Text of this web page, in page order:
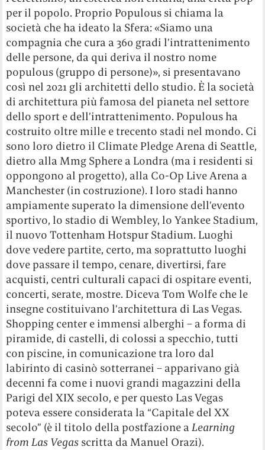
per il popolo. Proprio Populous si chiama la
società che ha ideato la Sfera: «Siamo una
compagnia che cura a 360 gradi l’intrattenimento
delle persone, da qui deriva il nostro nome
populous (gruppo di persone)», si presentavano
così nel 2021 gli architetti dello studio. È la società
di architettura più famosa del pianeta nel settore
dello sport e dell’intrattenimento. Populous ha
costruito oltre mille e trecento stadi nel mondo. Ci
sono loro dietro il Climate Pledge Arena di Seattle,
dietro alla Mmg Sphere a Londra (ma i residenti si
oppongono al progetto), alla Co-Op Live Arena a
Manchester (in costruzione). I loro stadi hanno
ampiamente superato la dimensione dell’evento
sportivo, lo stadio di Wembley, lo Yankee Stadium,
il nuovo Tottenham Hotspur Stadium. Luoghi
dove vedere partite, certo, ma soprattutto luoghi
dove passare il tempo, cenare, divertirsi, fare
acquisti, centri culturali capaci di ospitare eventi,
concerti, serate, mostre. Diceva Tom Wolfe che le
insegne costituivano l’architettura di Las Vegas.
Shopping center e immensi alberghi – a forma di
piramide, di castelli, di colossi a specchio, tutti
con piscine, in comunicazione tra loro dal
labirinto di casinò sotterranei – apparivano già
decenni fa come i nuovi grandi magazzini della
Parigi del XIX secolo, e per questo Las Vegas
poteva essere considerata la “Capitale del XX
secolo” (è il titolo della postfazione aLearning
from Las Vegas scritta da Manuel Orazi).